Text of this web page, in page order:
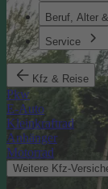
Beruf, Alter
Service
Kfz & Reise
Pkw
E-Auto
Kleinkraftrad
Anhänger
Motorrad
Weitere Kfz-